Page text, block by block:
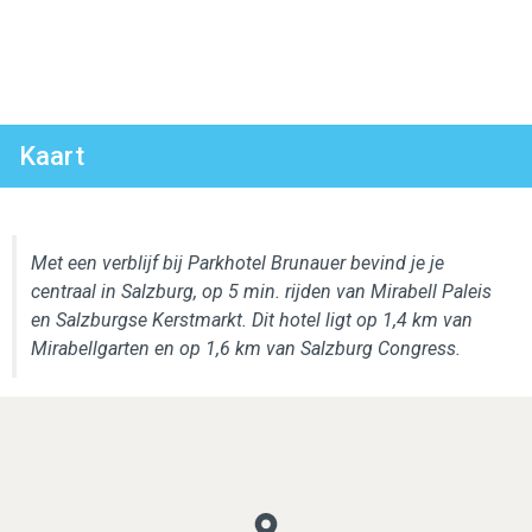
Kaart
Met een verblijf bij Parkhotel Brunauer bevind je je
centraal in Salzburg, op 5 min. rijden van Mirabell Paleis
en Salzburgse Kerstmarkt. Dit hotel ligt op 1,4 km van
Mirabellgarten en op 1,6 km van Salzburg Congress.